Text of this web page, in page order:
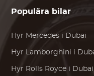
Populära bilar
Hyr Mercedes i Dubai
Hyr Lamborghini i
Hyr Rolls Royce i Dubai